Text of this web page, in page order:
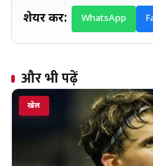
शेयर करें: WhatsApp
और भी पढ़ें
खेल